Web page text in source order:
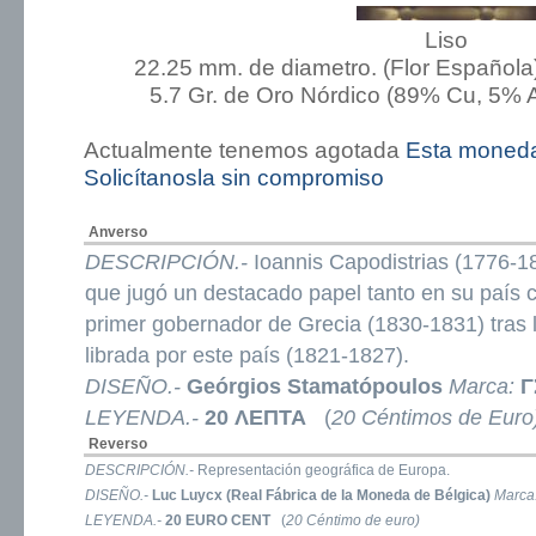
Liso
22.25 mm. de diametro. (Flor
5.7 Gr. de Oro Nórdico (89% Cu, 5%
Actualmente tenemos agotada Esta
Solicítanosla sin compromiso
Anverso
DESCRIPCIÓN.- Ioannis Capodistrias (1776-
que jugó un destacado papel tanto en su país
primer gobernador de Grecia (1830-1831)
librada por este país (1821-1827).
DISEÑO.- Geórgios Stamatópoulos Marca:
LEYENDA.- 20 ΛΕΠΤΑ (20 Céntimos de
Reverso
DESCRIPCIÓN.- Representación geográfica de Europa.
DISEÑO.- Luc Luycx (Real Fábrica de la Moneda de Bélgica)
LEYENDA.- 20 EURO CENT(20 Céntimo de euro)